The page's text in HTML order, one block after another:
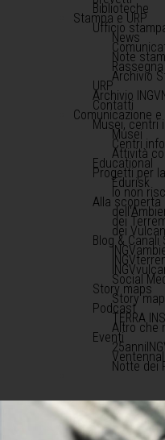
Biblioteche
Stampa e URP
Ufficio
News
Note
Archivio
URP
Archivio
Contatti
Comunicazione e
Musei, centri
Musei
Centri
Attività
Educational
Progetti per
Edurisk
Io non
Alla scoperta
dei
dei
Blog & Canali
Social
Story maps
Story
Podcast
TERRA
Altro che
Eventi
Notte dei